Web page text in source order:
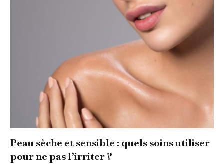
Peau sèche et sensible : quels soins utiliser
pour ne pas l’irriter ?